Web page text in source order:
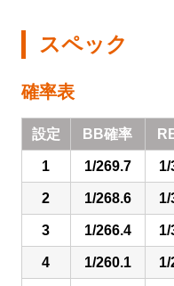
スペック
確率表
設定 BB確率
1 1/269.7 1/
2 1/268.6 1/
3 1/266.4 1/
4 1/260.1 1/